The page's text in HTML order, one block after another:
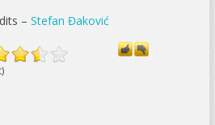
–Stefan Đaković